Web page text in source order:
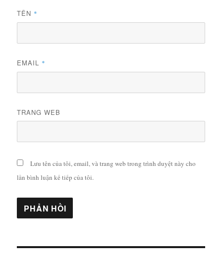
TÊN *
EMAIL *
TRANG WEB
Lưu tên của tôi, email, và trang web trong trình duyệt này cho
lần bình luận kế tiếp của tôi.